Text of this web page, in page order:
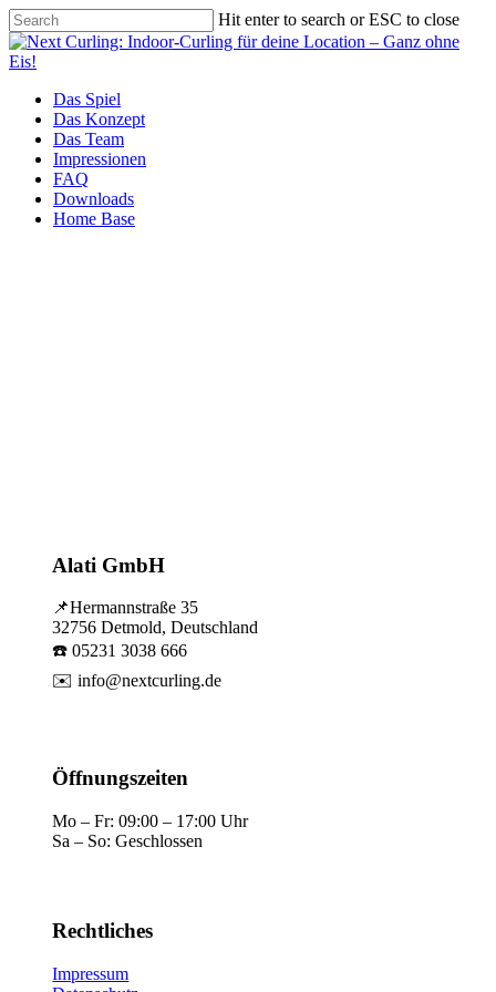
Skip
to
main
Hit enter to search or ESC to close
Close
Search
Menu
Das Spiel
Das Konzept
Das Team
Impressionen
FAQ
Downloads
Home Base
Alati GmbH
📌Hermannstraße 35
32756 Detmold, Deutschland
☎️ 05231 3038 666
✉️info@nextcurling.de
Öffnungszeiten
Mo – Fr: 09:00 – 17:00 Uhr
Sa – So: Geschlossen
Rechtliches
Impressum